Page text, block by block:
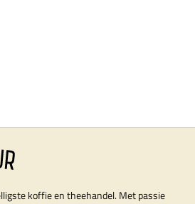
koffie en theehandel. Met passie